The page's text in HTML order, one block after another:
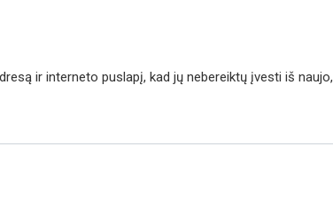
ir interneto puslapį, kad jų nebereiktų įvesti iš naujo,